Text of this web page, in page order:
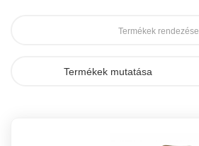
Termékek rendezése
Termékek mutatása